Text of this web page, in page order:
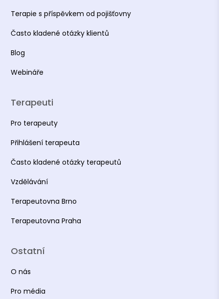
Terapie s příspěvkem od pojišťovny
Často kladené otázky klientů
Blog
Webináře
Terapeuti
Pro terapeuty
Přihlášení terapeuta
Často kladené otázky terapeutů
Vzdělávání
Terapeutovna Brno
Terapeutovna Praha
Ostatní
O nás
Pro média